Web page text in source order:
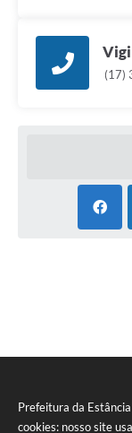
Prefeitura da
cookies: nosso site
(17)